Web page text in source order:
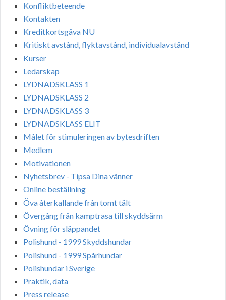
Konfliktbeteende
Kontakten
Kreditkortsgåva NU
Kritiskt avstånd, flyktavstånd, individualavstånd
Kurser
Ledarskap
LYDNADSKLASS 1
LYDNADSKLASS 2
LYDNADSKLASS 3
LYDNADSKLASS ELIT
Målet för stimuleringen av bytesdriften
Medlem
Motivationen
Nyhetsbrev - Tipsa Dina vänner
Online beställning
Öva återkallande från tomt tält
Övergång från kamptrasa till skyddsärm
Övning för släppandet
Polishund - 1999 Skyddshundar
Polishund - 1999 Spårhundar
Polishundar i Sverige
Praktik, data
Press release